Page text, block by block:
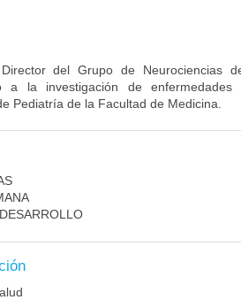
del Grupo de Neurociencias
a la investigación de enfermedades
Pediatría de la Facultad de Medicina.